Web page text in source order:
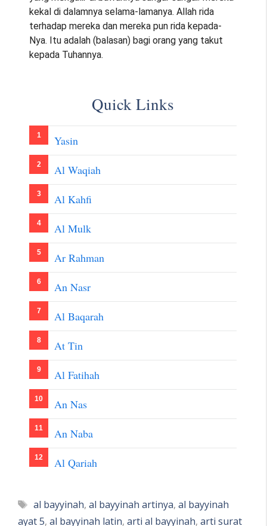
kekal di dalamnya selama-lamanya. Allah rida
terhadap mereka dan mereka pun rida kepada-
Nya. Itu adalah (balasan) bagi orang yang takut
kepada Tuhannya.
Quick Links
Yasin
Al Waqiah
Al Kahfi
Al Mulk
Ar Rahman
An Nasr
Al Baqarah
At Tin
Al Fatihah
An Nas
An Naba
Al Qariah
Tags
al bayyinah, al bayyinah artinya, al bayyinah
ayat 5, al bayyinah latin, arti al bayyinah, arti surat